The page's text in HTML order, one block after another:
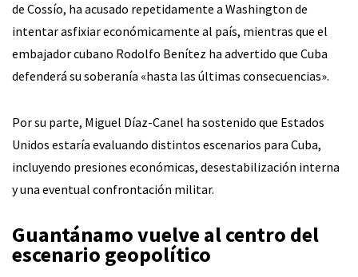
de Cossío, ha acusado repetidamente a Washington de
intentar asfixiar económicamente al país, mientras que el
embajador cubano Rodolfo Benítez ha advertido que Cuba
defenderá su soberanía «hasta las últimas consecuencias».
Por su parte, Miguel Díaz-Canel ha sostenido que Estados
Unidos estaría evaluando distintos escenarios para Cuba,
incluyendo presiones económicas, desestabilización interna
y una eventual confrontación militar.
Guantánamo vuelve al centro del
escenario geopolítico